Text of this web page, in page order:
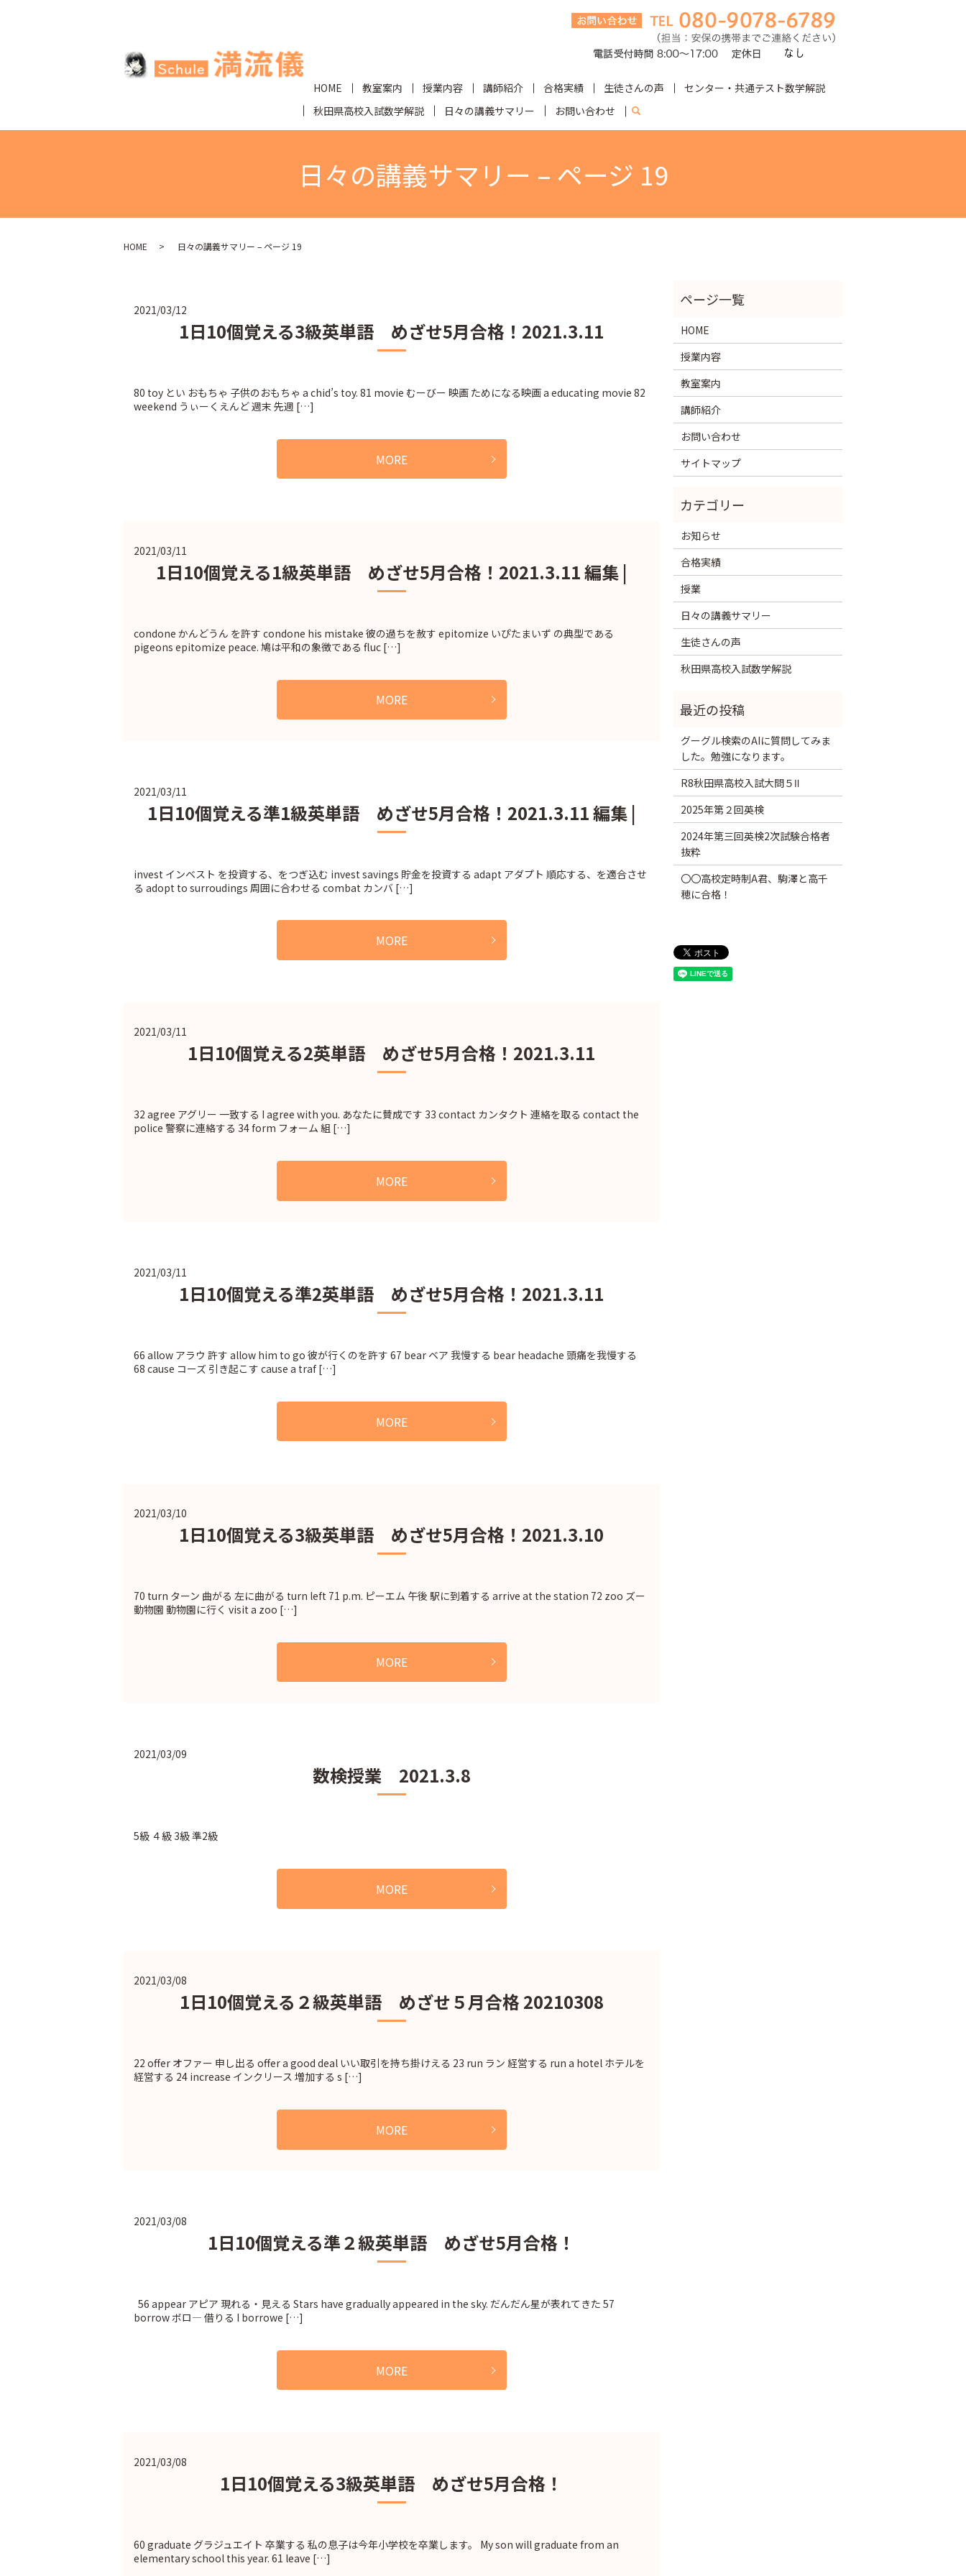
HOME 教室案内 授業内容 講師紹介 合格実績 生徒さんの声
センター・共通テスト数学解説
秋田県高校入試数学解説
日々の講義サマリー お問い合わせ search
日々の講義サマリー – ページ 19
HOME 日々の講義サマリー – ページ 19
2021/03/12
1日10個覚える3級英単語 めざせ5月合格！2021.3.11
80 toy とい おもちゃ 子供のおもちゃ a chid’s toy. 81 movie むーびー 映画 ためになる映画 a educating movie 82
weekend うぃーくえんど 週末 先週 […]
MORE
2021/03/11
1日10個覚える1級英単語 めざせ5月合格！2021.3.11 編集 |
condone かんどうん を許す condone his mistake 彼の過ちを赦す epitomize いぴたまいず の典型である
pigeons epitomize peace. 鳩は平和の象徴である fluc […]
MORE
2021/03/11
1日10個覚える準1級英単語 めざせ5月合格！2021.3.11 編集 |
invest インベスト を投資する、をつぎ込む invest savings 貯金を投資する adapt アダプト 順応する、を適合させ
る adopt to surroudings 周囲に合わせる combat カンバ […]
MORE
2021/03/11
1日10個覚える2英単語 めざせ5月合格！2021.3.11
32 agree アグリー 一致する I agree with you. あなたに賛成です 33 contact カンタクト 連絡を取る contact the
police 警察に連絡する 34 form フォーム 組 […]
MORE
2021/03/11
1日10個覚える準2英単語 めざせ5月合格！2021.3.11
66 allow アラウ 許す allow him to go 彼が行くのを許す 67 bear ベア 我慢する bear headache 頭痛を我慢する
68 cause コーズ 引き起こす cause a traf […]
MORE
2021/03/10
1日10個覚える3級英単語 めざせ5月合格！2021.3.10
70 turn ターン 曲がる 左に曲がる turn left 71 p.m. ピーエム 午後 駅に到着する arrive at the station 72 zoo ズー
動物園 動物園に行く visit a zoo […]
MORE
2021/03/09
数検授業 2021.3.8
5級 ４級 3級 準2級
MORE
2021/03/08
1日10個覚える２級英単語 めざせ５月合格 20210308
22 offer オファー 申し出る offer a good deal いい取引を持ち掛けえる 23 run ラン 経営する run a hotel ホテルを
経営する 24 increase インクリース 増加する s […]
MORE
2021/03/08
1日10個覚える準２級英単語 めざせ5月合格！
56 appear アピア 現れる・見える Stars have gradually appeared in the sky. だんだん星が表れてきた 57
borrow ボロ― 借りる I borrowe […]
MORE
2021/03/08
1日10個覚える3級英単語 めざせ5月合格！
60 graduate グラジュエイト 卒業する 私の息子は今年小学校を卒業します。 My son will graduate from an
elementary school this year. 61 leave […]
HOME
授業内容
教室案内
講師紹介
お問い合わせ
サイトマップ
お知らせ
合格実績
授業
日々の講義サマリー
生徒さんの声
秋田県高校入試数学解説
グーグル検索のAIに質問してみま
した。勉強になります。
R8秋田県高校入試大問５Ⅱ
2025年第２回英検
2024年第三回英検2次試験合格者
抜粋
〇〇高校定時制A君、駒澤と高千
穂に合格！